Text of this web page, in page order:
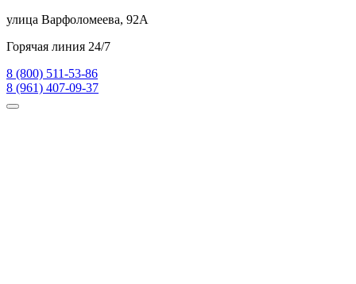
улица Варфоломеева, 92А
Горячая линия 24/7
8 (800) 511-53-86
8 (961) 407-09-37